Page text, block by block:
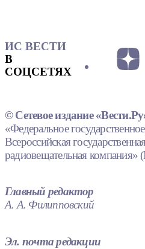
ИС ВЕСТИ
В
СОЦСЕТЯХ
© Сетевое издание
«Федеральное
Всероссийская
радиовещательная
Главный редактор
А. А. Филипповский
Эл. почта редакции